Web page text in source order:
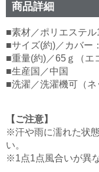
商品詳細
■素材／ポリエステル
■サイズ(約)／カバー
■重量(約)／65ｇ（エ
■生産国／中国
■洗濯／洗濯機可（ネ
【ご注意】
※汗や雨に濡れた状
い。
※1点1点風合いが異